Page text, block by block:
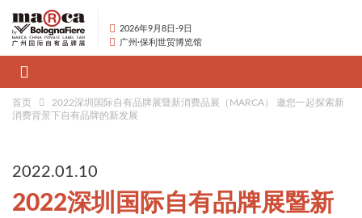
2026年9月8日-9日
广州·保利世贸博览馆
首页
2022深圳国际自有品牌展暨新消费品展（MARCA） 邀您一起探索新
消费背景下自有品牌的新发展
2022.01.10
2022深圳国际自有品牌展暨新